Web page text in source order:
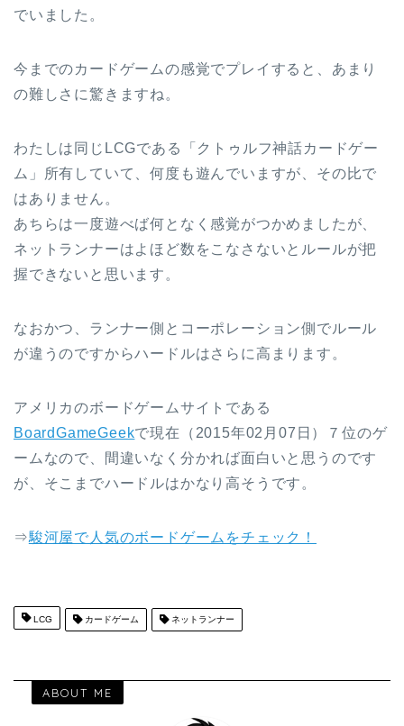
でいました。
今までのカードゲームの感覚でプレイすると、あまり
の難しさに驚きますね。
わたしは同じLCGである「クトゥルフ神話カードゲー
ム」所有していて、何度も遊んでいますが、その比で
はありません。
あちらは一度遊べば何となく感覚がつかめましたが、
ネットランナーはよほど数をこなさないとルールが把
握できないと思います。
なおかつ、ランナー側とコーポレーション側でルール
が違うのですからハードルはさらに高まります。
アメリカのボードゲームサイトである
BoardGameGeekで現在（2015年02月07日）７位のゲ
ームなので、間違いなく分かれば面白いと思うのです
が、そこまでハードルはかなり高そうです。
⇒駿河屋で人気のボードゲームをチェック！
LCG カードゲーム ネットランナー
ABOUT ME